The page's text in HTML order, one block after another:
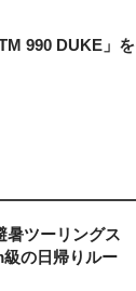
990 DUKE」を
暑ツーリングス
の日帰りルー